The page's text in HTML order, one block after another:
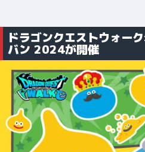
ドラゴンクエストウォー
バン 2024が開催